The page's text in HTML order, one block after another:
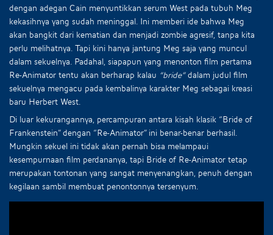
dengan adegan Cain menyuntikkan serum West pada tubuh Meg
kekasihnya yang sudah meninggal. Ini memberi ide bahwa Meg
akan bangkit dari kematian dan menjadi zombie agresif, tanpa kita
perlu melihatnya. Tapi kini hanya jantung Meg saja yang muncul
dalam sekuelnya. Padahal, siapapun yang menonton film pertama
Re-Animator tentu akan berharap kalau “bride”dalam judul film
sekuelnya mengacu pada kembalinya karakter Meg sebagai kreasi
baru Herbert West.
Di luar kekurangannya, percampuran antara kisah klasik “Bride of
Frankenstein” dengan “Re-Animator” ini benar-benar berhasil.
Mungkin sekuel ini tidak akan pernah bisa melampaui
kesempurnaan film perdananya, tapi Bride of Re-Animator tetap
merupakan tontonan yang sangat menyenangkan, penuh dengan
kegilaan sambil membuat penontonnya tersenyum.